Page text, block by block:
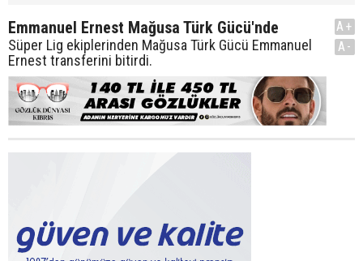
Emmanuel Ernest Mağusa Türk Gücü'nde
Süper Lig ekiplerinden Mağusa Türk Gücü Emmanuel
Ernest transferini bitirdi.
A+
A-